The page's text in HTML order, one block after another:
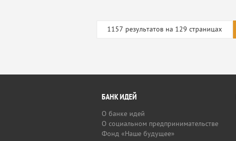
1157 результатов на 129 страницах
БАНК ИДЕЙ
О банке идей
О социальном предпринимательстве
Фонд «Наше будущее»